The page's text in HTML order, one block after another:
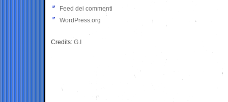
Feed dei commenti
WordPress.org
Credits: G.I